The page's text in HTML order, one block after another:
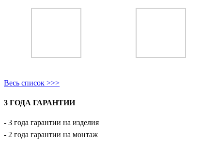
Весь список >>>
3 ГОДА ГАРАНТИИ
- 3 года гарантии на изделия
- 2 года гарантии на монтаж